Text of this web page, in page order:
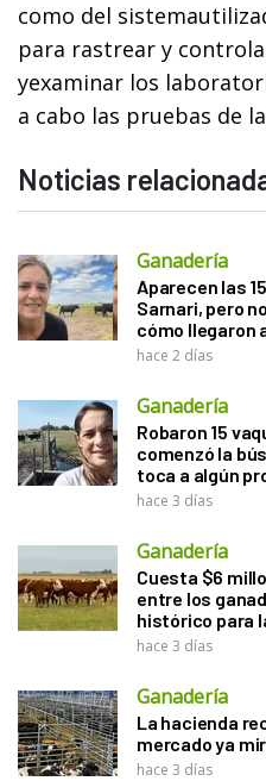
como del
para rastrear y
yexaminar los
a cabo las pruebas de la
Noticias
Ganadería
Aparecen las
Sarnari, pero
cómo llegaron
hace 2 días
Ganadería
Robaron 15
comenzó la
toca a algún
hace 3 días
Ganadería
Cuesta $6
entre los
histórico para
hace 3 días
Ganadería
La hacienda
mercado ya
hace 3 días